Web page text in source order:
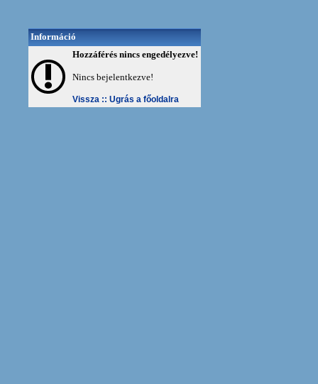
Információ
Hozzáférés nincs engedélyezve!
Nincs bejelentkezve!
Vissza :: Ugrás a főoldalra